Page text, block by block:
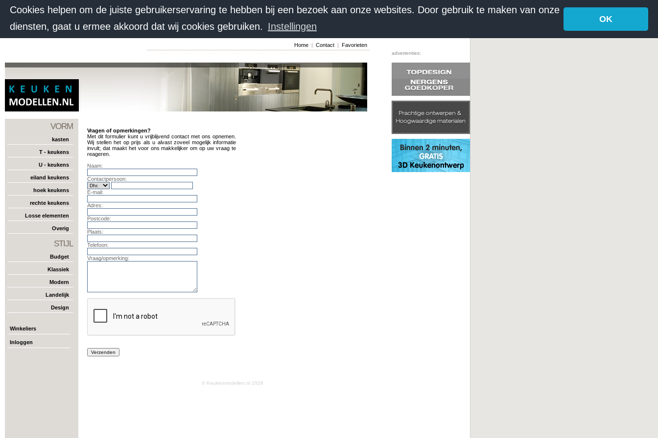
Cookies helpen om de juiste gebruikerservaring te hebben bij een bezoek aan onze websites. Door gebruik te maken van onze
diensten, gaat u ermee akkoord dat wij cookies gebruiken. Instellingen
OK
Home | Contact | Favorieten
advertenties:
VORM
kasten
T - keukens
U - keukens
eiland keukens
hoek keukens
rechte keukens
Losse elementen
Overig
STIJL
Budget
Klassiek
Modern
Landelijk
Design
Winkeliers
Inloggen
Vragen of opmerkingen?
Met dit formulier kunt u vrijblijvend contact met ons opnemen.
Wij stellen het op prijs als u alvast zoveel mogelijk informatie
invult; dat maakt het voor ons makkelijker om op uw vraag te
reageren.
Naam:
Contactpersoon:
E-mail:
Adres:
Postcode:
Plaats:
Telefoon:
Vraag/opmerking:
© Keukenmodellen.nl 2026